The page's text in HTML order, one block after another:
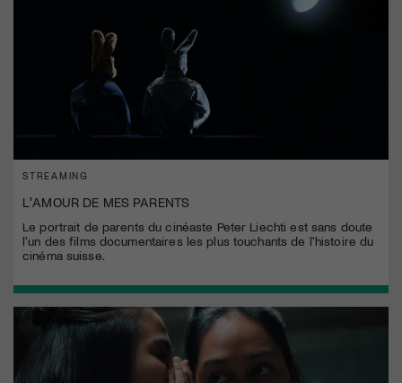
STREAMING
L'AMOUR DE MES PARENTS
Le portrait de parents du cinéaste Peter Liechti est sans doute
l'un des films documentaires les plus touchants de l'histoire du
cinéma suisse.